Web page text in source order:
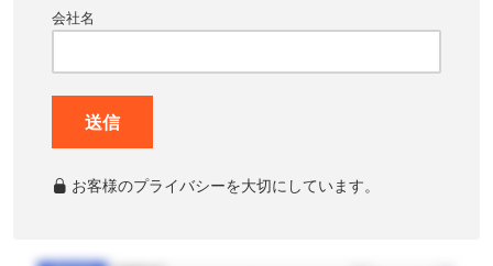
会社名
送信
お客様のプライバシーを大切にしています。